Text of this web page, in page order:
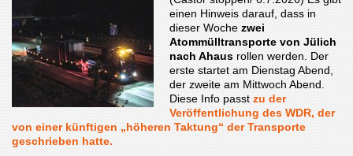
einen Hinweis darauf, dass in
dieser Woche zwei
Atommülltransporte von Jülich
nach Ahaus rollen werden. Der
erste startet am Dienstag Abend,
der zweite am Mittwoch Abend.
Diese Info passt zu der
Veröffentlichung des WDR, der
von einer künftigen „höheren Taktung“ der Transporte
geschrieben hatte.